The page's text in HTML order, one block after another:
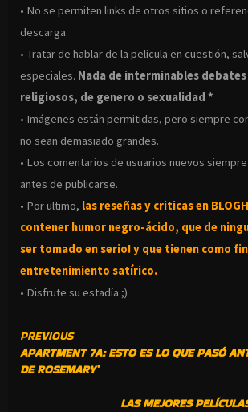
• No se permiten links de otros sitios o
descarga.
• Tratar de hablar de la pelicula en cuestión,
especiales. Nada de interminables
religiosos, de genero o sexualidad *
• Imágenes están permitidas, pero siempre
no sean demasiado grandes.
• Los comentarios de usuarios nuevos
antes de publicarse.
• Por ultimo, las reseñas y criticas en
contener humor negro-ácido, que de
ser tomado en serio! y que tienen como
entretenimiento satírico.
• Disfrute su estadía ;)
CONTINUE
READING
PREVIOUS
APARTMENT 7A: ESTO ES LO QUE PASÓ
DE ROSEMARY’
LAS MEJORES